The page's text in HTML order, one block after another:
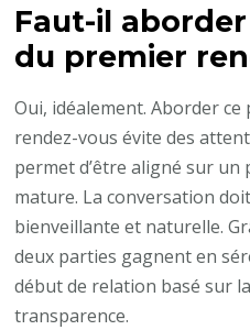
Faut-il
du premier
Oui, idéalement. Aborder
rendez-vous évite des
permet d’être aligné sur
mature. La conversation
bienveillante et naturelle.
deux parties gagnent en
début de relation basé sur
transparence.